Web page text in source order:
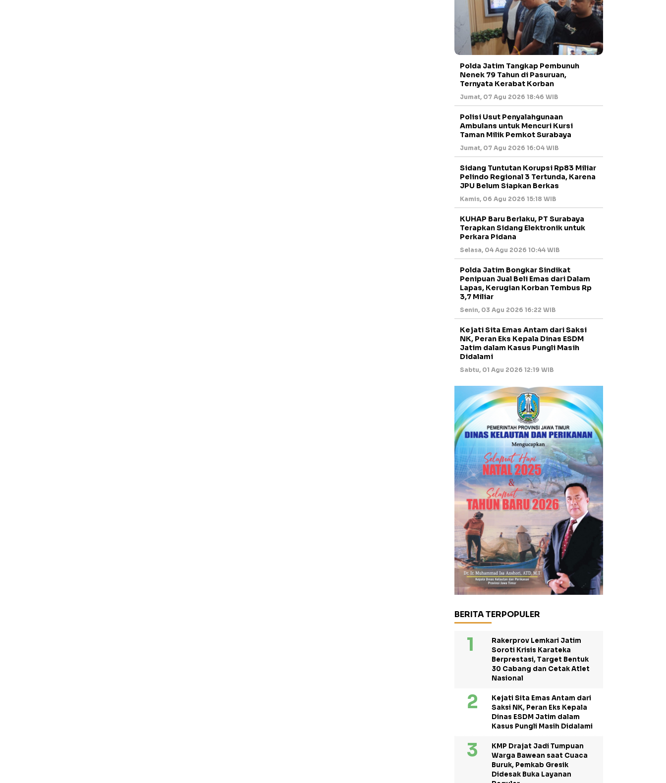
Polda Jatim Tangkap Pembunuh
Nenek 79 Tahun di Pasuruan,
Ternyata Kerabat Korban
Jumat, 07 Agu 2026 18:46 WIB
Polisi Usut Penyalahgunaan
Ambulans untuk Mencuri Kursi
Taman Milik Pemkot Surabaya
Jumat, 07 Agu 2026 16:04 WIB
Sidang Tuntutan Korupsi Rp83 Miliar
Pelindo Regional 3 Tertunda, Karena
JPU Belum Siapkan Berkas
Kamis, 06 Agu 2026 15:18 WIB
KUHAP Baru Berlaku, PT Surabaya
Terapkan Sidang Elektronik untuk
Perkara Pidana
Selasa, 04 Agu 2026 10:44 WIB
Polda Jatim Bongkar Sindikat
Penipuan Jual Beli Emas dari Dalam
Lapas, Kerugian Korban Tembus Rp
3,7 Miliar
Senin, 03 Agu 2026 16:22 WIB
Kejati Sita Emas Antam dari Saksi
NK, Peran Eks Kepala Dinas ESDM
Jatim dalam Kasus Pungli Masih
Didalami
Sabtu, 01 Agu 2026 12:19 WIB
BERITA TERPOPULER
Rakerprov Lemkari Jatim
Soroti Krisis Karateka
Berprestasi, Target Bentuk
30 Cabang dan Cetak Atlet
Nasional
Kejati Sita Emas Antam dari
Saksi NK, Peran Eks Kepala
Dinas ESDM Jatim dalam
Kasus Pungli Masih Didalami
KMP Drajat Jadi Tumpuan
Warga Bawean saat Cuaca
Buruk, Pemkab Gresik
Didesak Buka Layanan